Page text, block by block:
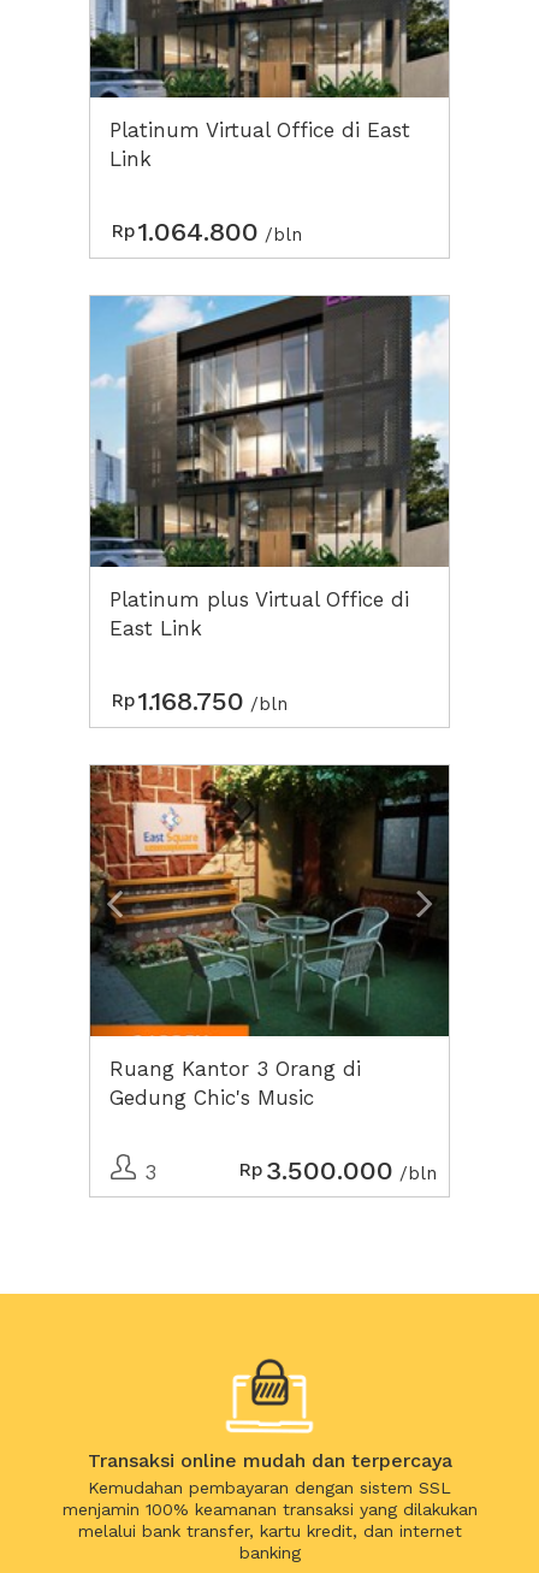
Platinum Virtual Office di East
Link
Rp1.064.800 /bln
Platinum plus Virtual Office di
East Link
Rp1.168.750 /bln
Previous Next2
Ruang Kantor 3 Orang di
Gedung Chic's Music
3 Rp 3.500.000 /bln
Transaksi online mudah dan terpercaya
Kemudahan pembayaran dengan sistem SSL
menjamin 100% keamanan transaksi yang dilakukan
melalui bank transfer, kartu kredit, dan internet
banking